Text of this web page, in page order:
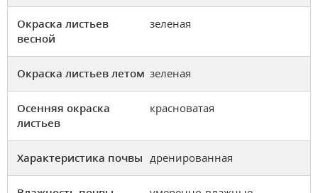
Окраска листьев
весной
зеленая
Окраска листьев летом зеленая
Осенняя окраска
листьев
красноватая
Характеристика почвы дренированная